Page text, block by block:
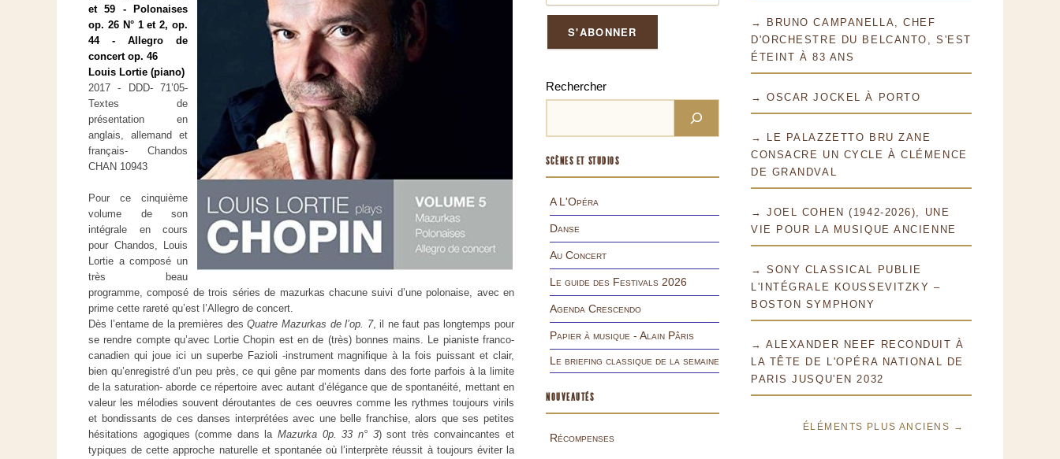
et 59 - Polonaises
op. 26 N° 1 et 2, op.
44 - Allegro de
concert op. 46
Louis Lortie (piano)
2017 - DDD- 71’05-
Textes de
présentation en
anglais, allemand et
français- Chandos
CHAN 10943
Pour ce cinquième
volume de son
intégrale en cours
pour Chandos, Louis
Lortie a composé un
très beau
programme, composé de trois séries de mazurkas chacune suivi d’une polonaise, avec en
prime cette rareté qu’est l’Allegro de concert.
Dès l’entame de la premières desQuatre Mazurkas de l’op. 7, il ne faut pas longtemps pour
se rendre compte qu’avec Lortie Chopin est en de (très) bonnes mains. Le pianiste franco-
canadien qui joue ici un superbe Fazioli -instrument magnifique à la fois puissant et clair,
bien qu’enregistré d’un peu près, ce qui gêne par moments dans des forte parfois à la limite
de la saturation- aborde ce répertoire avec autant d’élégance que de spontanéité, mettant en
valeur les mélodies souvent déroutantes de ces oeuvres comme les rythmes toujours virils
et bondissants de ces danses interprétées avec une belle franchise, alors que ses petites
hésitations agogiques (comme dans laMazurka 0p. 33 n° 3) sont très convaincantes et
typiques de cette approche naturelle et spontanée où l’interprète réussit à toujours éviter la
Rechercher
SCÈNES ET STUDIOS
A L'Opéra
Danse
Au Concert
Le guide des Festivals 2026
Agenda Crescendo
Papier à musique - Alain Pâris
Le briefing classique de la semaine
NOUVEAUTÉS
Récompenses
→ BRUNO CAMPANELLA, CHEF
D'ORCHESTRE DU BELCANTO, S'EST
ÉTEINT À 83 ANS
→ OSCAR JOCKEL À PORTO
→ LE PALAZZETTO BRU ZANE
CONSACRE UN CYCLE À CLÉMENCE
DE GRANDVAL
→ JOEL COHEN (1942-2026), UNE
VIE POUR LA MUSIQUE ANCIENNE
→ SONY CLASSICAL PUBLIE
L'INTÉGRALE KOUSSEVITZKY –
BOSTON SYMPHONY
→ ALEXANDER NEEF RECONDUIT À
LA TÊTE DE L'OPÉRA NATIONAL DE
PARIS JUSQU'EN 2032
ÉLÉMENTS PLUS ANCIENS →